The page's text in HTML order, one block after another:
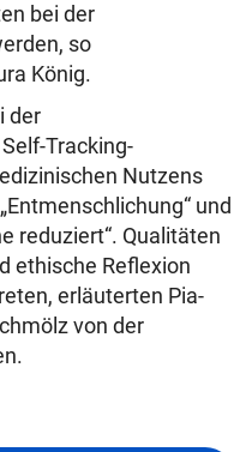
bei der
so
König.
der
Tracking-
Nutzens
und
reduziert“. Qualitäten
ethische Reflexion
erläuterten Pia-
von der